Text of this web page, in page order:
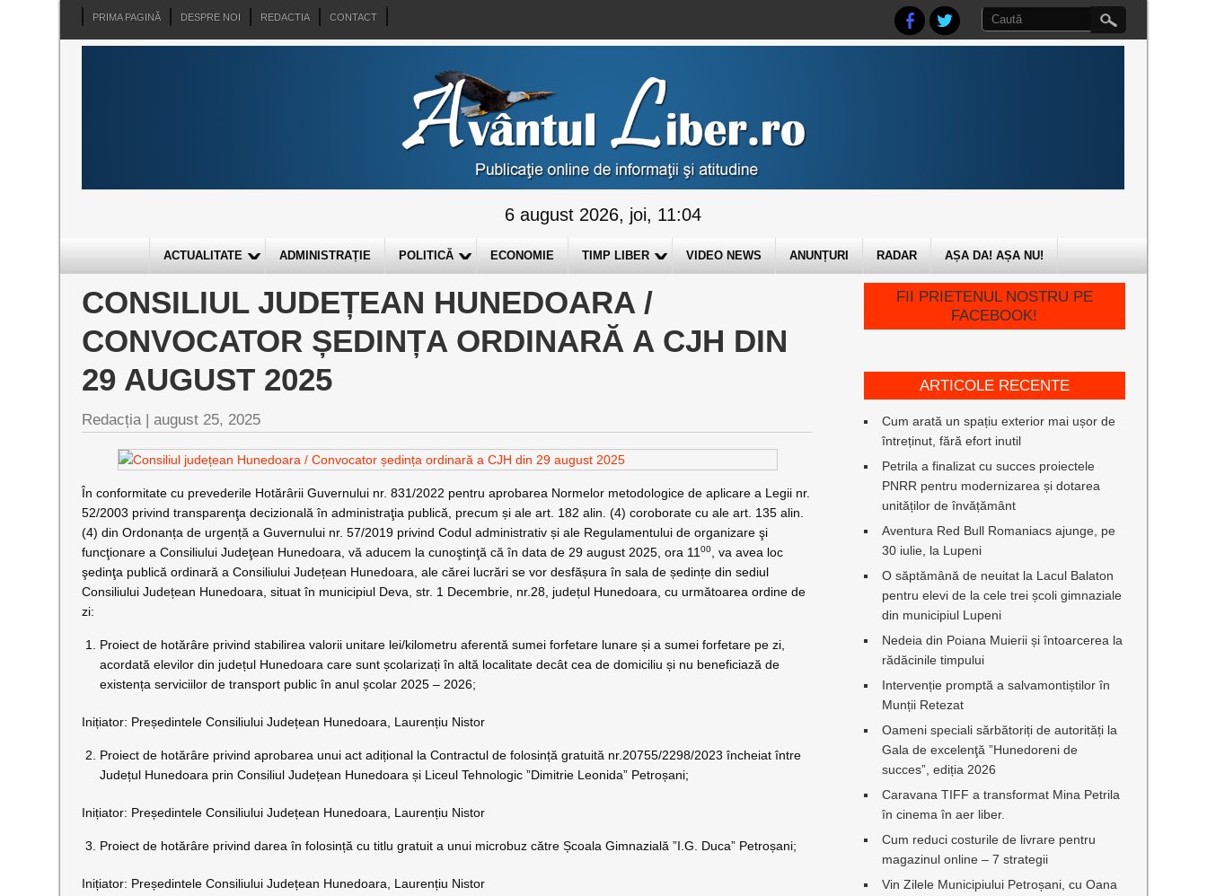
PRIMA PAGINĂ DESPRE NOI REDACTIA CONTACT
6 august 2026, joi, 11:04
ACTUALITATE ADMINISTRAȚIE POLITICĂ ECONOMIE TIMP LIBER VIDEO NEWS ANUNȚURI RADAR AȘA DA! AȘA NU!
CONSILIUL JUDEȚEAN HUNEDOARA /
CONVOCATOR ȘEDINȚA ORDINARĂ A CJH DIN
29 AUGUST 2025
Redacția |august 25, 2025
În conformitate cu prevederile Hotărârii Guvernului nr. 831/2022 pentru aprobarea Normelor metodologice de aplicare a Legii nr.
52/2003 privind transparenţa decizională în administraţia publică, precum și ale art. 182 alin. (4) coroborate cu ale art. 135 alin.
(4) din Ordonanța de urgență a Guvernului nr. 57/2019 privind Codul administrativ și ale Regulamentului de organizare şi
funcţionare a Consiliului Judeţean Hunedoara, vă aducem la cunoştinţă că în data de 29 august 2025, ora 1100
, va avea loc
şedinţa publică ordinară a Consiliului Județean Hunedoara, ale cărei lucrări se vor desfășura în sala de ședințe din sediul
Consiliului Județean Hunedoara, situat în municipiul Deva, str. 1 Decembrie, nr.28, județul Hunedoara, cu următoarea ordine de
zi:
Proiect de hotărâre privind stabilirea valorii unitare lei/kilometru aferentă sumei forfetare lunare și a sumei forfetare pe zi,
acordată elevilor din județul Hunedoara care sunt școlarizați în altă localitate decât cea de domiciliu și nu beneficiază de
existența serviciilor de transport public în anul școlar 2025 – 2026;
Inițiator: Președintele Consiliului Județean Hunedoara, Laurențiu Nistor
Proiect de hotărâre privind aprobarea unui act adițional la Contractul de folosință gratuită nr.20755/2298/2023 încheiat între
Județul Hunedoara prin Consiliul Județean Hunedoara și Liceul Tehnologic ”Dimitrie Leonida” Petroșani;
Inițiator: Președintele Consiliului Județean Hunedoara, Laurențiu Nistor
Proiect de hotărâre privind darea în folosință cu titlu gratuit a unui microbuz către Școala Gimnazială ”I.G. Duca” Petroșani;
Inițiator: Președintele Consiliului Județean Hunedoara, Laurențiu Nistor
FII PRIETENUL NOSTRU PE
FACEBOOK!
ARTICOLE RECENTE
Cum arată un spațiu exterior mai ușor de
întreținut, fără efort inutil
Petrila a finalizat cu succes proiectele
PNRR pentru modernizarea și dotarea
unităților de învățământ
Aventura Red Bull Romaniacs ajunge, pe
30 iulie, la Lupeni
O săptămână de neuitat la Lacul Balaton
pentru elevi de la cele trei școli gimnaziale
din municipiul Lupeni
Nedeia din Poiana Muierii și întoarcerea la
rădăcinile timpului
Intervenție promptă a salvamontiștilor în
Munții Retezat
Oameni speciali sărbătoriți de autorități la
Gala de excelenţă ”Hunedoreni de
succes”, ediția 2026
Caravana TIFF a transformat Mina Petrila
în cinema în aer liber.
Cum reduci costurile de livrare pentru
magazinul online – 7 strategii
Vin Zilele Municipiului Petroșani, cu Oana